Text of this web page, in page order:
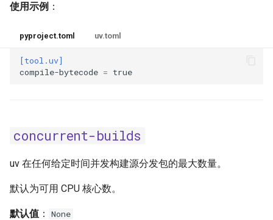
no-binary
no-build-isolation
no-build-isolation-package
no-deps
使用示例 ：
pyproject.toml uv.toml
[tool.uv]
compile-bytecode = true
concurrent-builds
uv 在任何给定时间并发构建源分发包的最大数量。
默认为可用 CPU 核心数。
默认值 ： None